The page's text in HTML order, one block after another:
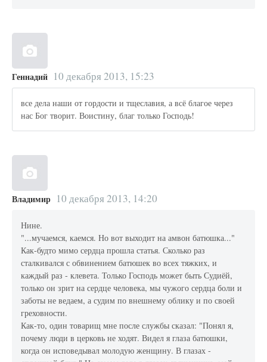
Геннадий 10 декабря 2013, 15:23
все дела наши от гордости и тщеславия, а всё благое через
нас Бог творит. Воистину, благ только Господь!
Владимир 10 декабря 2013, 14:20
Нине.
"...мучаемся, каемся. Но вот выходит на амвон батюшка..."
Как-будто мимо сердца прошла статья. Сколько раз
сталкивался с обвинением батюшек во всех тяжких, и
каждый раз - клевета. Только Господь может быть Судиёй,
только он зрит на сердце человека, мы чужого сердца боли и
заботы не ведаем, а судим по внешнему облику и по своей
греховности.
Как-то, один товарищ мне после службы сказал: "Понял я,
почему люди в церковь не ходят. Видел я глаза батюшки,
когда он исповедывал молодую женщину. В глазах -